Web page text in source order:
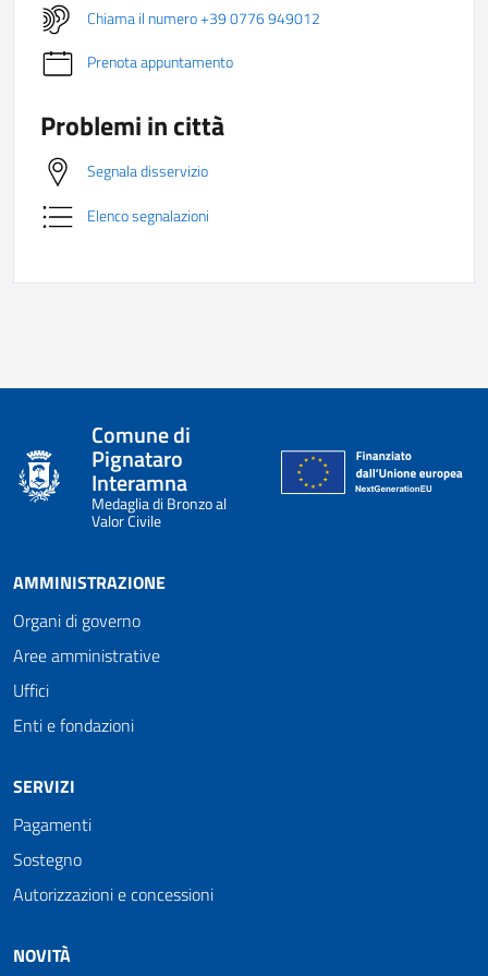
Chiama il numero +39 0776 949012
Prenota appuntamento
Problemi in città
Segnala disservizio
Elenco segnalazioni
Comune di
Pignataro
Interamna
Medaglia di Bronzo al
Valor Civile
AMMINISTRAZIONE
Organi di governo
Aree amministrative
Uffici
Enti e fondazioni
SERVIZI
Pagamenti
Sostegno
Autorizzazioni e concessioni
NOVITÀ